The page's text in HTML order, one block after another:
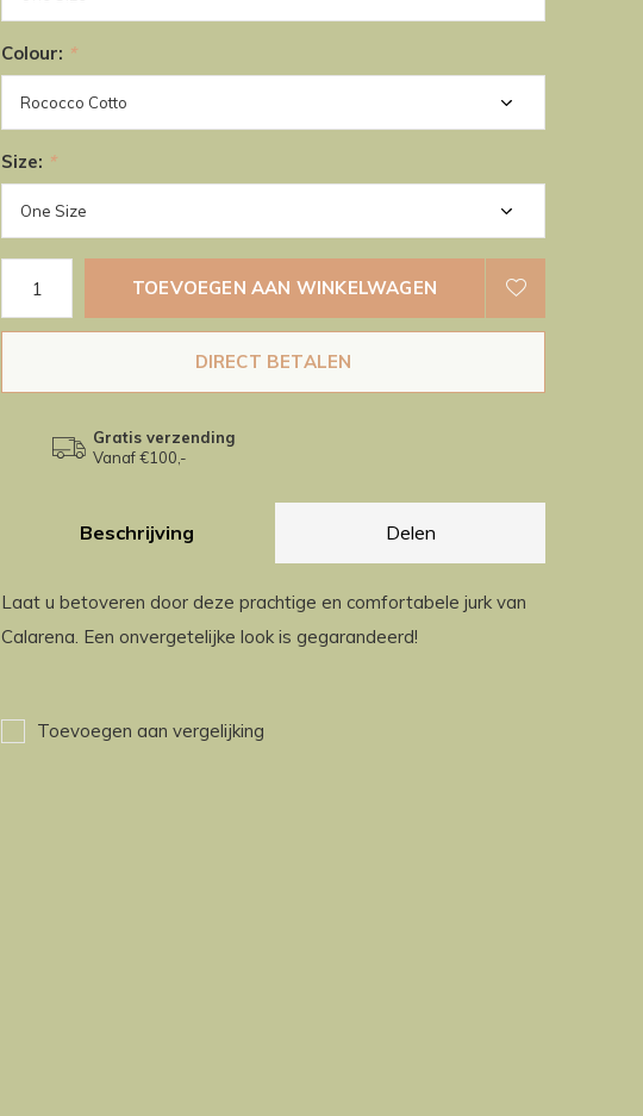
Colour: *
Size: *
TOEVOEGEN AAN WINKELWAGEN
DIRECT BETALEN
Gratis verzending
Vanaf €100,-
Beschrijving Delen
Laat u betoveren door deze prachtige en comfortabele jurk van
Calarena. Een onvergetelijke look is gegarandeerd!
Toevoegen aan vergelijking